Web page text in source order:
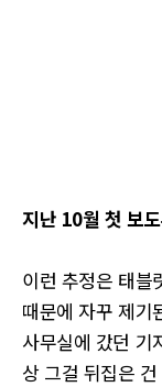
지난 10월 첫 보
이런 추정은 태블
때문에 자꾸 제기
사무실에 갔던 기
상 그걸 뒤집은